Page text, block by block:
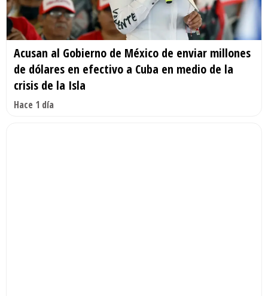
Acusan al Gobierno de México de enviar millones
de dólares en efectivo a Cuba en medio de la
crisis de la Isla
Hace 1 día